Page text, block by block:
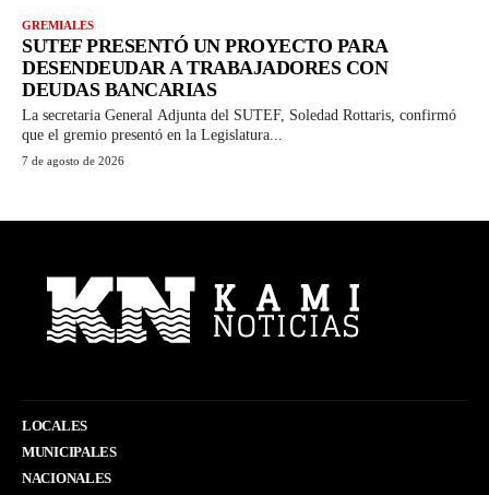
GREMIALES
SUTEF PRESENTÓ UN PROYECTO PARA
DESENDEUDAR A TRABAJADORES CON
DEUDAS BANCARIAS
La secretaria General Adjunta del SUTEF, Soledad Rottaris, confirmó
que el gremio presentó en la Legislatura...
7 de agosto de 2026
LOCALES
MUNICIPALES
NACIONALES